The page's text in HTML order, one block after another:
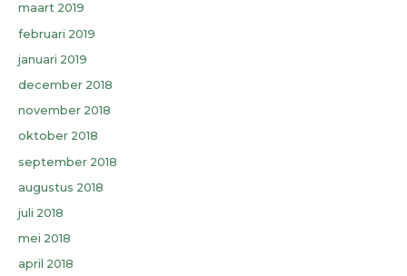
maart 2019
februari 2019
januari 2019
december 2018
november 2018
oktober 2018
september 2018
augustus 2018
juli 2018
mei 2018
april 2018